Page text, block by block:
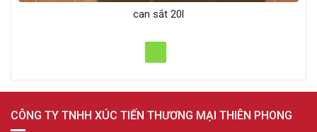
can sắt 20l
CÔNG TY TNHH XÚC TIẾN THƯƠNG MẠI THIÊN PHONG